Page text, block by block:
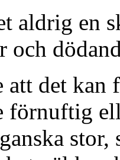
aldrig en
och
att det